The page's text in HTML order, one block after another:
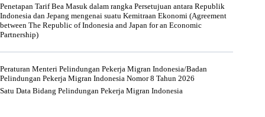
Penetapan Tarif Bea Masuk dalam rangka Persetujuan antara Republik
Indonesia dan Jepang mengenai suatu Kemitraan Ekonomi (Agreement
between The Republic of Indonesia and Japan for an Economic
Partnership)
Peraturan Menteri Pelindungan Pekerja Migran Indonesia/Badan
Pelindungan Pekerja Migran Indonesia Nomor 8 Tahun 2026
Satu Data Bidang Pelindungan Pekerja Migran Indonesia